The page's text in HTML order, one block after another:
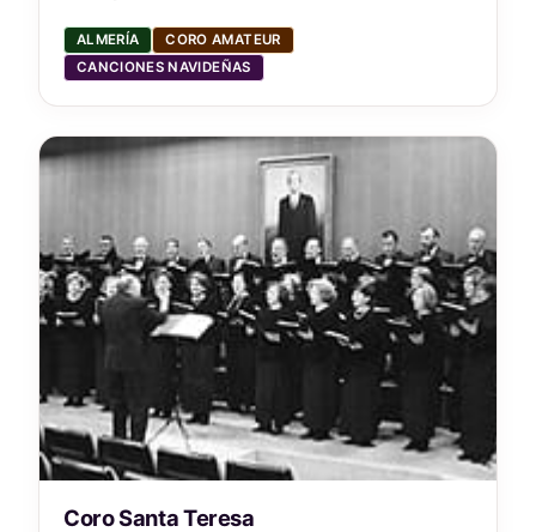
ALMERÍA
CORO AMATEUR
CANCIONES NAVIDEÑAS
Coro Santa Teresa